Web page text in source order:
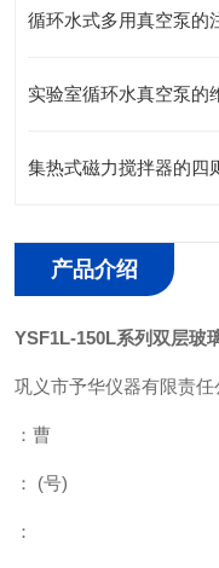
循环水式多用真空泵的
实验室循环水真空泵的
集热式磁力搅拌器的四
产品介绍
YSF1L-150L系列双层玻
巩义市予华仪器有限责任
：曹
： (号)
：